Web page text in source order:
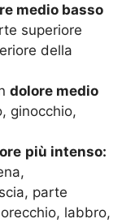
medio basso
superiore
della
dolore medio
ginocchio,
più intenso:
parte
labbro,